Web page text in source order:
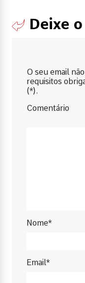
Deixe
O seu email
requisitos
(*).
Comentário
Nome*
Email*